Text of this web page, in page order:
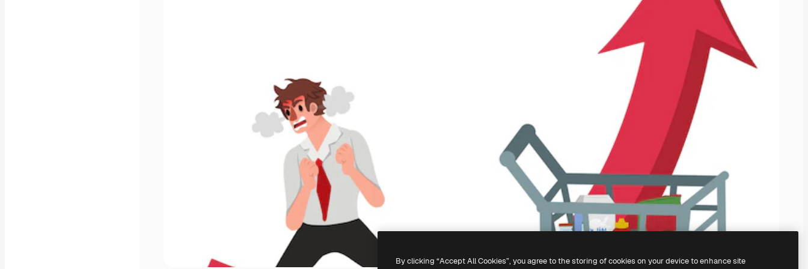
By clicking “Accept All Cookies”, you agree to the storing of cookies on your device to enhance site